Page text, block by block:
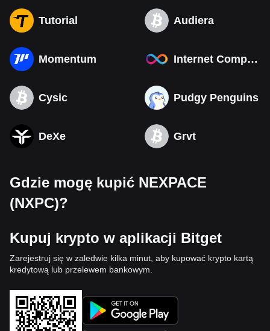
Tutorial Audiera
Momentum Internet Computer
Cysic Pudgy Penguins
DeXe Grvt
Gdzie mogę kupić NEXPACE
(NXPC)?
Kupuj krypto w aplikacji Bitget
Zarejestruj się w zaledwie kilka minut, aby kupować krypto kartą
kredytową lub przelewem bankowym.